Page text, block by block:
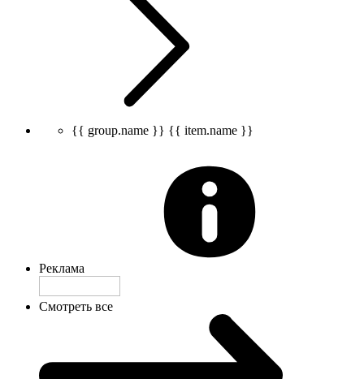
{{ group.name }} {{ item.name }}
Реклама
Смотреть все